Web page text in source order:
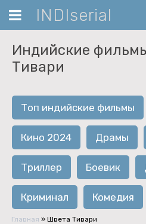
INDIserial
Индийские
Тивари
Топ индийские фильмы
Кино 2024 Драмы
Триллер Боевик
Криминал Комедия
Главная » Швета Тивари